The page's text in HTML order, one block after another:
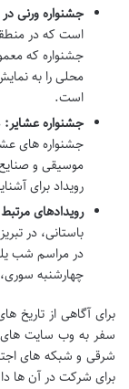
جشنواره ورنی
است که در
جشنواره که
محلی را به
است.
جشنواره عشایر:
جشنواره های
موسیقی و
رویداد برای
رویدادهای
باستانی، در
در مراسم شب
چهارشنبه
برای آگاهی از تاریخ
سفر به وب سایت های
شرقی و شبکه های
برای شرکت در آن ها